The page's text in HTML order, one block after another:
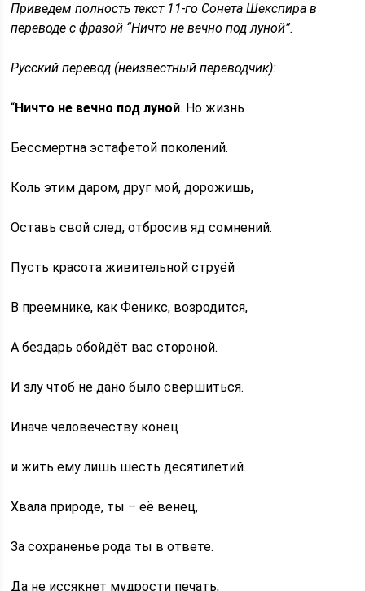
Приведем полность текст 11-го Сонета Шекспира в
переводе с фразой “Ничто не вечно под луной”.
Русский перевод (неизвестный переводчик):
“Ничто не вечно под луной. Но жизнь
Бессмертна эстафетой поколений.
Коль этим даром, друг мой, дорожишь,
Оставь свой след, отбросив яд сомнений.
Пусть красота живительной струёй
В преемнике, как Феникс, возродится,
А бездарь обойдёт вас стороной.
И злу чтоб не дано было свершиться.
Иначе человечеству конец
и жить ему лишь шесть десятилетий.
Хвала природе, ты – её венец,
За сохраненье рода ты в ответе.
Да не иссякнет мудрости печать,